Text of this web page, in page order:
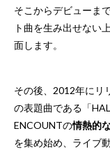
そこからデビューま
ト曲を生み出せない
面します。
その後、2012年にリ
の表題曲である「
ENCOUNTの情熱的
を集め始め、ライブ